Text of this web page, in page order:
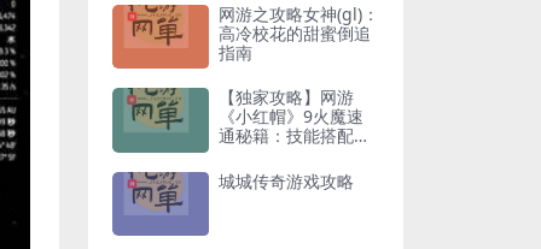
网游之攻略女神(gl)：
高冷校花的甜蜜倒追
指南
【独家攻略】网游
《小红帽》9火魔速
通秘籍：技能搭配与
城城传奇游戏攻略